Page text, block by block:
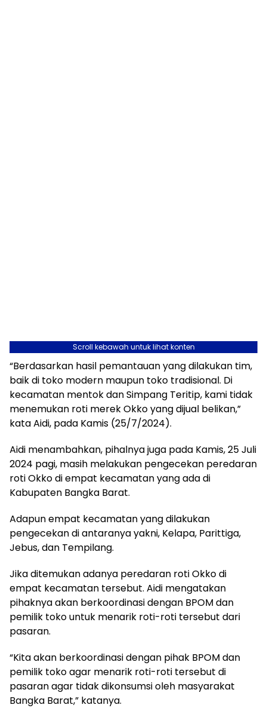
Scroll kebawah untuk lihat konten
“Berdasarkan hasil pemantauan yang dilakukan tim,
baik di toko modern maupun toko tradisional. Di
kecamatan mentok dan Simpang Teritip, kami tidak
menemukan roti merek Okko yang dijual belikan,”
kata Aidi, pada Kamis (25/7/2024).
Aidi menambahkan, pihalnya juga pada Kamis, 25 Juli
2024 pagi, masih melakukan pengecekan peredaran
roti Okko di empat kecamatan yang ada di
Kabupaten Bangka Barat.
Adapun empat kecamatan yang dilakukan
pengecekan di antaranya yakni, Kelapa, Parittiga,
Jebus, dan Tempilang.
Jika ditemukan adanya peredaran roti Okko di
empat kecamatan tersebut. Aidi mengatakan
pihaknya akan berkoordinasi dengan BPOM dan
pemilik toko untuk menarik roti-roti tersebut dari
pasaran.
“Kita akan berkoordinasi dengan pihak BPOM dan
pemilik toko agar menarik roti-roti tersebut di
pasaran agar tidak dikonsumsi oleh masyarakat
Bangka Barat,” katanya.